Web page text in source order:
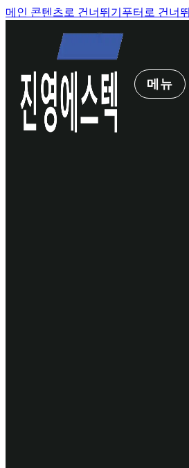
메인 콘텐츠로 건너뛰기 푸터로 건너뛰
메뉴